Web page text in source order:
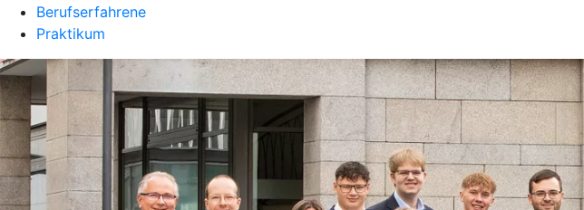
Berufserfahrene
Praktikum